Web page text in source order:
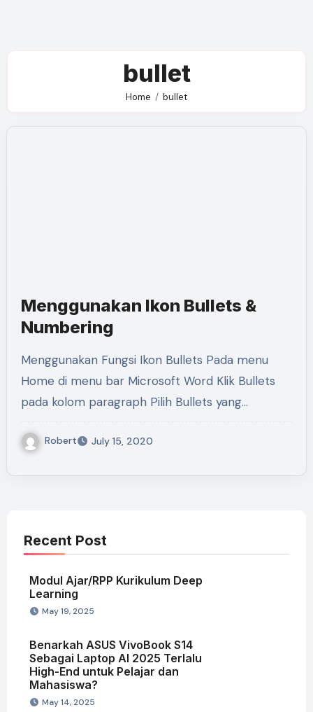
bullet
Home bullet
Menggunakan Ikon Bullets &
Numbering
Menggunakan Fungsi Ikon Bullets Pada menu
Home di menu bar Microsoft Word Klik Bullets
pada kolom paragraph Pilih Bullets yang…
Robert July 15, 2020
Recent Post
Modul Ajar/RPP Kurikulum Deep
Learning
May 19, 2025
Benarkah ASUS VivoBook S14
Sebagai Laptop AI 2025 Terlalu
High-End untuk Pelajar dan
Mahasiswa?
May 14, 2025